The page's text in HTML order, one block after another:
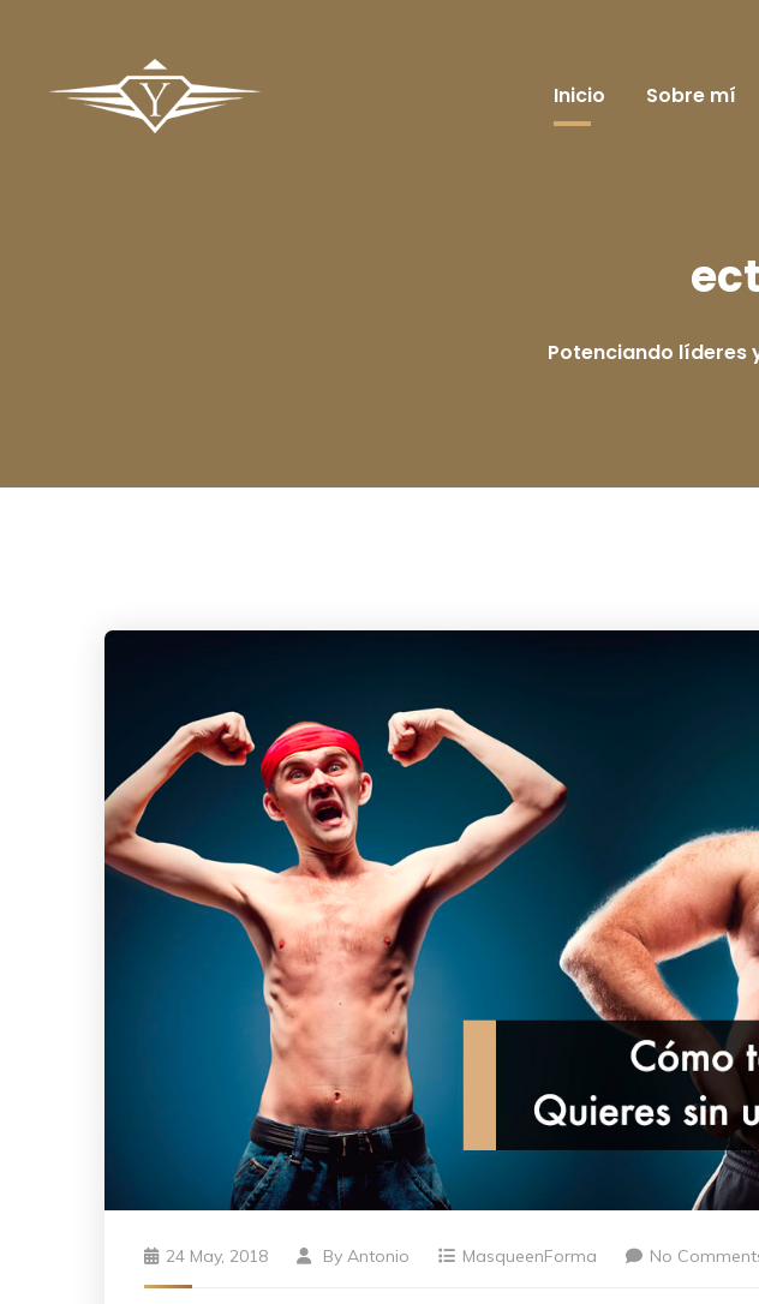
Inicio Sobre mí
Potenciando líderes
24 May, 2018 By Antonio MasqueenForma No